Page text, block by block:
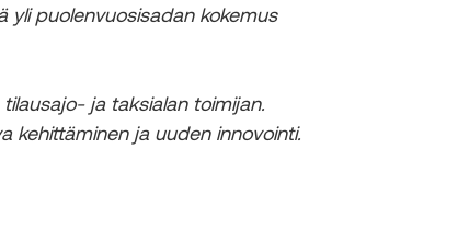
yli puolenvuosisadan kokemus
ja taksialan toimijan.
kehittäminen ja uuden innovointi.